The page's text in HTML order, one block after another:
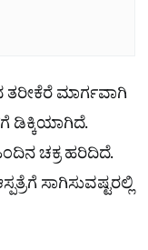
ತರೀಕೆರೆ ಮಾರ್ಗವಾಗಿ
ಡಿಕ್ಕಿಯಾಗಿದೆ.
ಚಕ್ರ ಹರಿದಿದೆ.
ಸಾಗಿಸುವಷ್ಟರಲ್ಲಿ